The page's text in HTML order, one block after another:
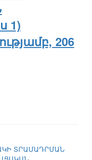
1)
206
ՏՐԱՄԱԴՐՄԱՆ